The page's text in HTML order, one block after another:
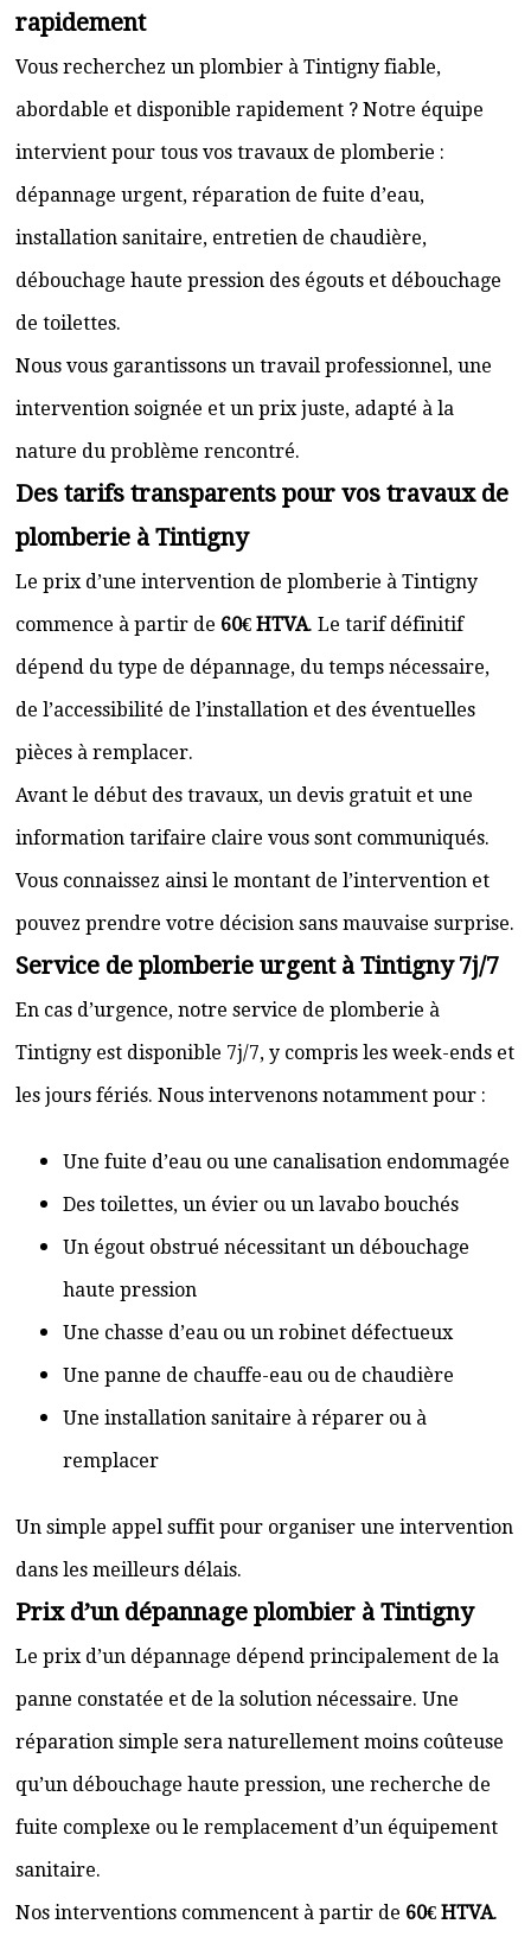
rapidement
Vous recherchez un plombier à Tintigny fiable,
abordable et disponible rapidement ? Notre équipe
intervient pour tous vos travaux de plomberie :
dépannage urgent, réparation de fuite d’eau,
installation sanitaire, entretien de chaudière,
débouchage haute pression des égouts et débouchage
de toilettes.
Nous vous garantissons un travail professionnel, une
intervention soignée et un prix juste, adapté à la
nature du problème rencontré.
Des tarifs transparents pour vos travaux de
plomberie à Tintigny
Le prix d’une intervention de plomberie à Tintigny
commence à partir de 60€ HTVA. Le tarif définitif
dépend du type de dépannage, du temps nécessaire,
de l’accessibilité de l’installation et des éventuelles
pièces à remplacer.
Avant le début des travaux, un devis gratuit et une
information tarifaire claire vous sont communiqués.
Vous connaissez ainsi le montant de l’intervention et
pouvez prendre votre décision sans mauvaise surprise.
Service de plomberie urgent à Tintigny 7j/7
En cas d’urgence, notre service de plomberie à
Tintigny est disponible 7j/7, y compris les week-ends et
les jours fériés. Nous intervenons notamment pour :
Une fuite d’eau ou une canalisation endommagée
Des toilettes, un évier ou un lavabo bouchés
Un égout obstrué nécessitant un débouchage
haute pression
Une chasse d’eau ou un robinet défectueux
Une panne de chauffe-eau ou de chaudière
Une installation sanitaire à réparer ou à
remplacer
Un simple appel suffit pour organiser une intervention
dans les meilleurs délais.
Prix d’un dépannage plombier à Tintigny
Le prix d’un dépannage dépend principalement de la
panne constatée et de la solution nécessaire. Une
réparation simple sera naturellement moins coûteuse
qu’un débouchage haute pression, une recherche de
fuite complexe ou le remplacement d’un équipement
sanitaire.
Nos interventions commencent à partir de 60€ HTVA.